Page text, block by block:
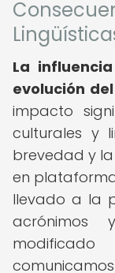
La
evolución
impacto
culturales y
brevedad y
en
llevado a la